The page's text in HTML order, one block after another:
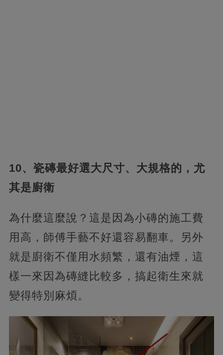
10、瓷磚最好選大尺寸、大規格的，尤
其是廚衛
為什麼這麼說？這是因為小磚的施工費
用高，師傅手藝不好還容易翻車。另外
就是廚衛不僅用水頻繁，還有油煙，這
樣一來因為磚縫比較多，搞起衛生來就
變得特別麻煩。